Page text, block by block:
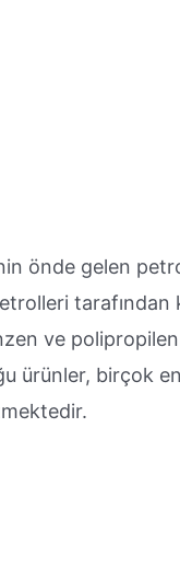
önde gelen
tarafından
ve
ürünler, birçok